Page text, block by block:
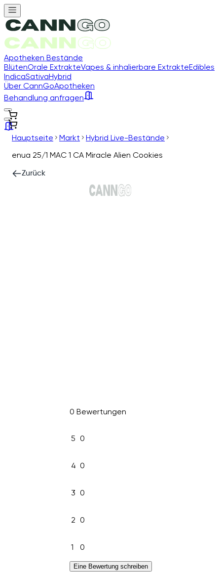
Apotheken Bestände
BlütenOrale ExtrakteVapes & inhalierbare ExtrakteEdibles
IndicaSativaHybrid
Über CannGoApotheken
Behandlung anfragen
Hauptseite Markt
Hybrid Live-Bestände
enua 25/1 MAC 1 CA Miracle Alien Cookies
Zurück
0 Bewertungen
5 0
4 0
3 0
2 0
1 0
Eine Bewertung schreiben